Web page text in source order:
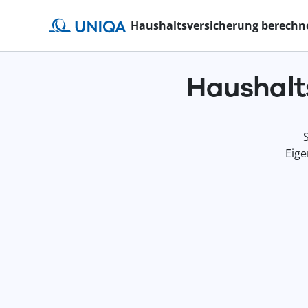
Haushaltsversicherung